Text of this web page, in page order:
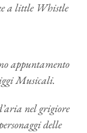
a little Whistle
appuntamento
Musicali.
nel grigiore
delle